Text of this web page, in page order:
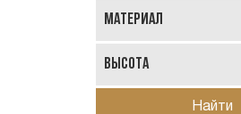
Материал
Высота
Найти